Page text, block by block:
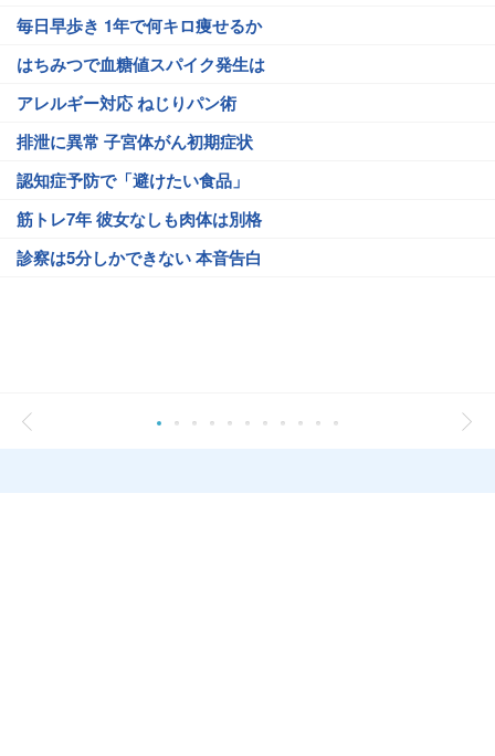
毎日早歩き 1年で何キロ痩せるか
はちみつで血糖値スパイク発生は
アレルギー対応 ねじりパン術
排泄に異常 子宮体がん初期症状
認知症予防で「避けたい食品」
筋トレ7年 彼女なしも肉体は別格
診察は5分しかできない 本音告白